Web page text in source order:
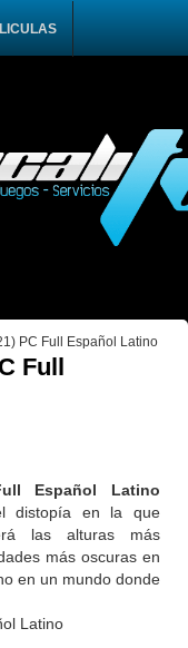
PC Full Español Latino
Full
Español Latino
distopía en la que
las alturas más
más oscuras en
en un mundo donde